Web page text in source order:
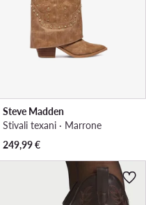
Steve Madden
Stivali texani · Marrone
249,99€